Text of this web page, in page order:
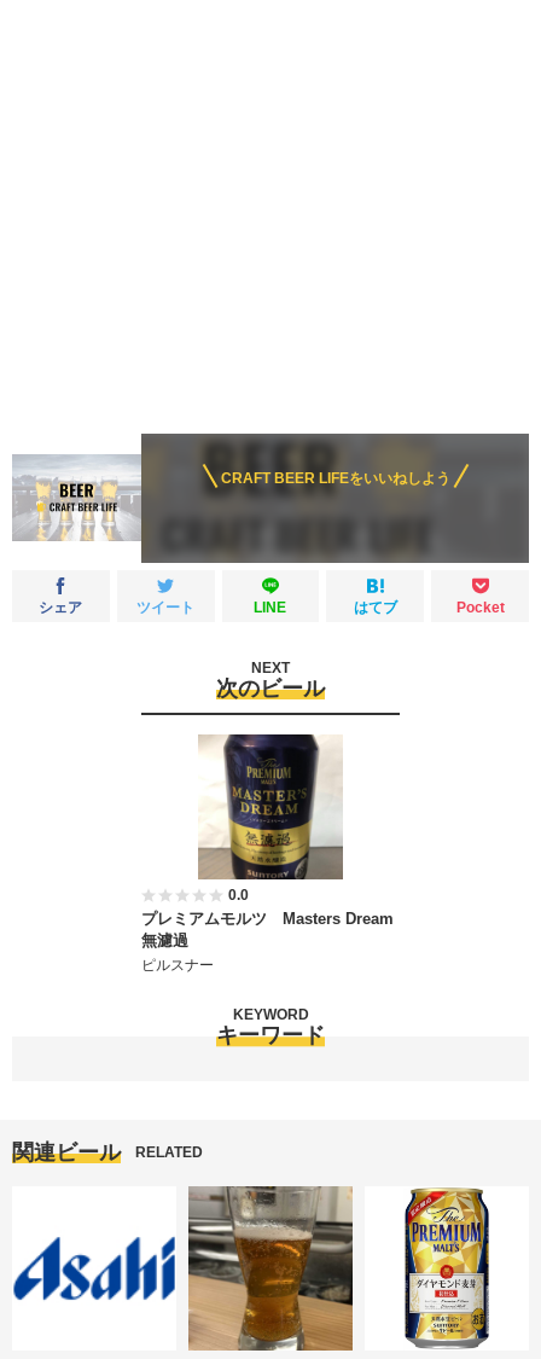
CRAFT BEER LIFEをいいねしよう
シェア ツイート LINE はてブ Pocket
次のビール
NEXT
0.0
プレミアムモルツ Masters Dream
無濾過
ピルスナー
キーワード
KEYWORD
関連ビール RELATED